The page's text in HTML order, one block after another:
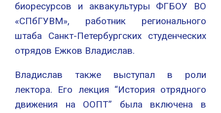
биоресурсов и аквакультуры ФГБОУ ВО
«СПбГУВМ», работник регионального
штаба Санкт-Петербургских студенческих
отрядов Ежков Владислав.
Владислав также выступал в роли
лектора. Его лекция “История отрядного
движения на ООПТ” была включена в